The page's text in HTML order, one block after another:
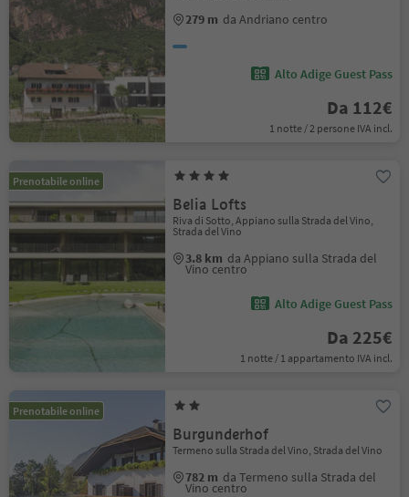
279 m da Andriano centro
Alto Adige Guest Pass
Da 112€
1 notte / 2 persone IVA incl.
Prenotabile online
Belia Lofts
Riva di Sotto, Appiano sulla Strada del Vino,
Strada del Vino
3.8 km da Appiano sulla Strada del
Vino centro
Alto Adige Guest Pass
Da 225€
1 notte / 1 appartamento IVA incl.
Prenotabile online
Burgunderhof
Termeno sulla Strada del Vino, Strada del Vino
782 m da Termeno sulla Strada del
Vino centro